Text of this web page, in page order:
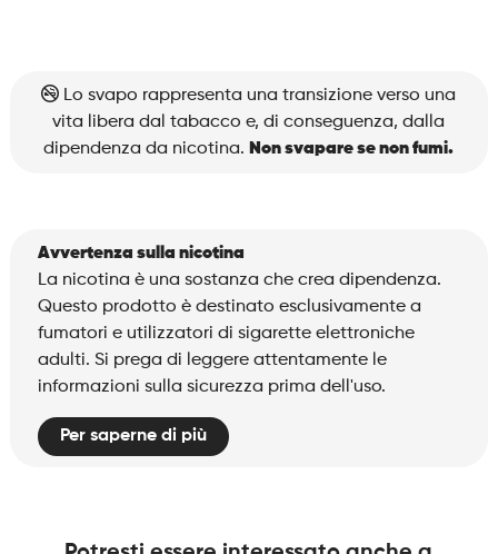
Lo svapo rappresenta una transizione verso una
vita libera dal tabacco e, di conseguenza, dalla
dipendenza da nicotina. Non svapare se non fumi.
Avvertenza sulla nicotina
La nicotina è una sostanza che crea dipendenza.
Questo prodotto è destinato esclusivamente a
fumatori e utilizzatori di sigarette elettroniche
adulti. Si prega di leggere attentamente le
informazioni sulla sicurezza prima dell'uso.
Per saperne di più